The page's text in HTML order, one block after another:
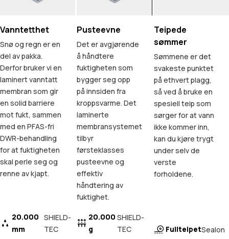
Vanntetthet
Snø og regn er en
del av pakka.
Derfor bruker vi en
laminert vanntatt
membran som gir
en solid barriere
mot fukt, sammen
med en PFAS-fri
DWR-behandling
for at fuktigheten
skal perle seg og
renne av kjapt.
20.000
mm
SHIELD-
TEC
Pusteevne
Det er avgjørende
å håndtere
fuktigheten som
bygger seg opp
på innsiden fra
kroppsvarme. Det
laminerte
membransystemet
tilbyr
førsteklasses
pusteevne og
effektiv
håndtering av
fuktighet.
20.000
g
SHIELD-
TEC
Teipede
sømmer
Sømmene er det
svakeste punktet
på ethvert plagg,
så ved å bruke en
spesiell teip som
sørger for at vann
ikke kommer inn,
kan du kjøre trygt
under selv de
verste
forholdene.
FullteipetSealon